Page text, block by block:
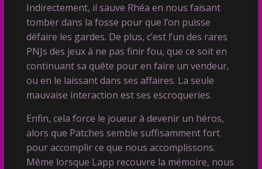
Indirectement, il sauve Rhéa en nous faisant
tomber dans la fosse pour que l’on puisse
défaire les gardes. De plus, c’est l’un des rares
PNJs des jeux à ne pas finir fou, que ce soit en
continuant sa quête pour en faire un vendeur,
ou en le laissant dans ses affaires. La seule
mauvaise interaction est ses escroqueries.
Enfin, cela force le joueur à devenir un héros,
alors que Patches semble suffisamment fort
pour accomplir ce que nous accomplissons.
Même lorsque Lapp recouvre la mémoire, nous